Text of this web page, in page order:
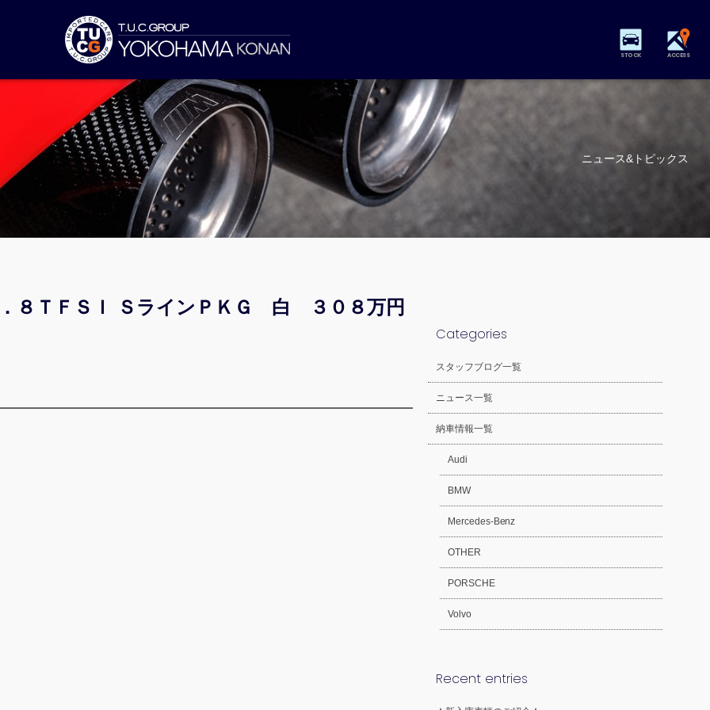
STOCK ACCESS
ニュース&トピックス
８ＴＦＳＩ ＳラインＰＫＧ 白 ３０８万円
Categories
スタッフブログ一覧
ニュース一覧
納車情報一覧
Audi
BMW
Mercedes-Benz
OTHER
PORSCHE
Volvo
Recent entries